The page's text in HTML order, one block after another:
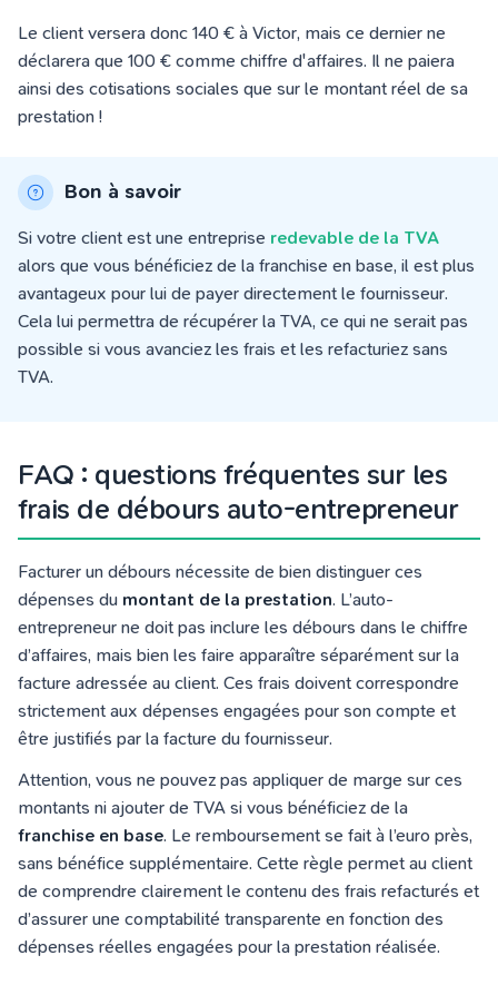
Le client versera donc 140 € à Victor, mais ce dernier ne
déclarera que 100 € comme chiffre d'affaires. Il ne paiera
ainsi des cotisations sociales que sur le montant réel de sa
prestation !
Bon à savoir
Si votre client est une entreprise redevable de la TVA
alors que vous bénéficiez de la franchise en base, il est plus
avantageux pour lui de payer directement le fournisseur.
Cela lui permettra de récupérer la TVA, ce qui ne serait pas
possible si vous avanciez les frais et les refacturiez sans
TVA.
FAQ : questions fréquentes sur les
frais de débours auto-entrepreneur
Facturer un débours nécessite de bien distinguer ces
dépenses du montant de la prestation. L’auto-
entrepreneur ne doit pas inclure les débours dans le chiffre
d’affaires, mais bien les faire apparaître séparément sur la
facture adressée au client. Ces frais doivent correspondre
strictement aux dépenses engagées pour son compte et
être justifiés par la facture du fournisseur.
Attention, vous ne pouvez pas appliquer de marge sur ces
montants ni ajouter de TVA si vous bénéficiez de la
franchise en base. Le remboursement se fait à l’euro près,
sans bénéfice supplémentaire. Cette règle permet au client
de comprendre clairement le contenu des frais refacturés et
d’assurer une comptabilité transparente en fonction des
dépenses réelles engagées pour la prestation réalisée.